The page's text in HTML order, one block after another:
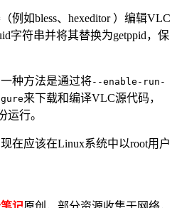
例如bless、hexeditor ）编辑VLC
字符串并将其替换为getppid，保
种方法是通过将--enable-run-
来下载和编译VLC源代码，
运行。
在应该在Linux系统中以root用户